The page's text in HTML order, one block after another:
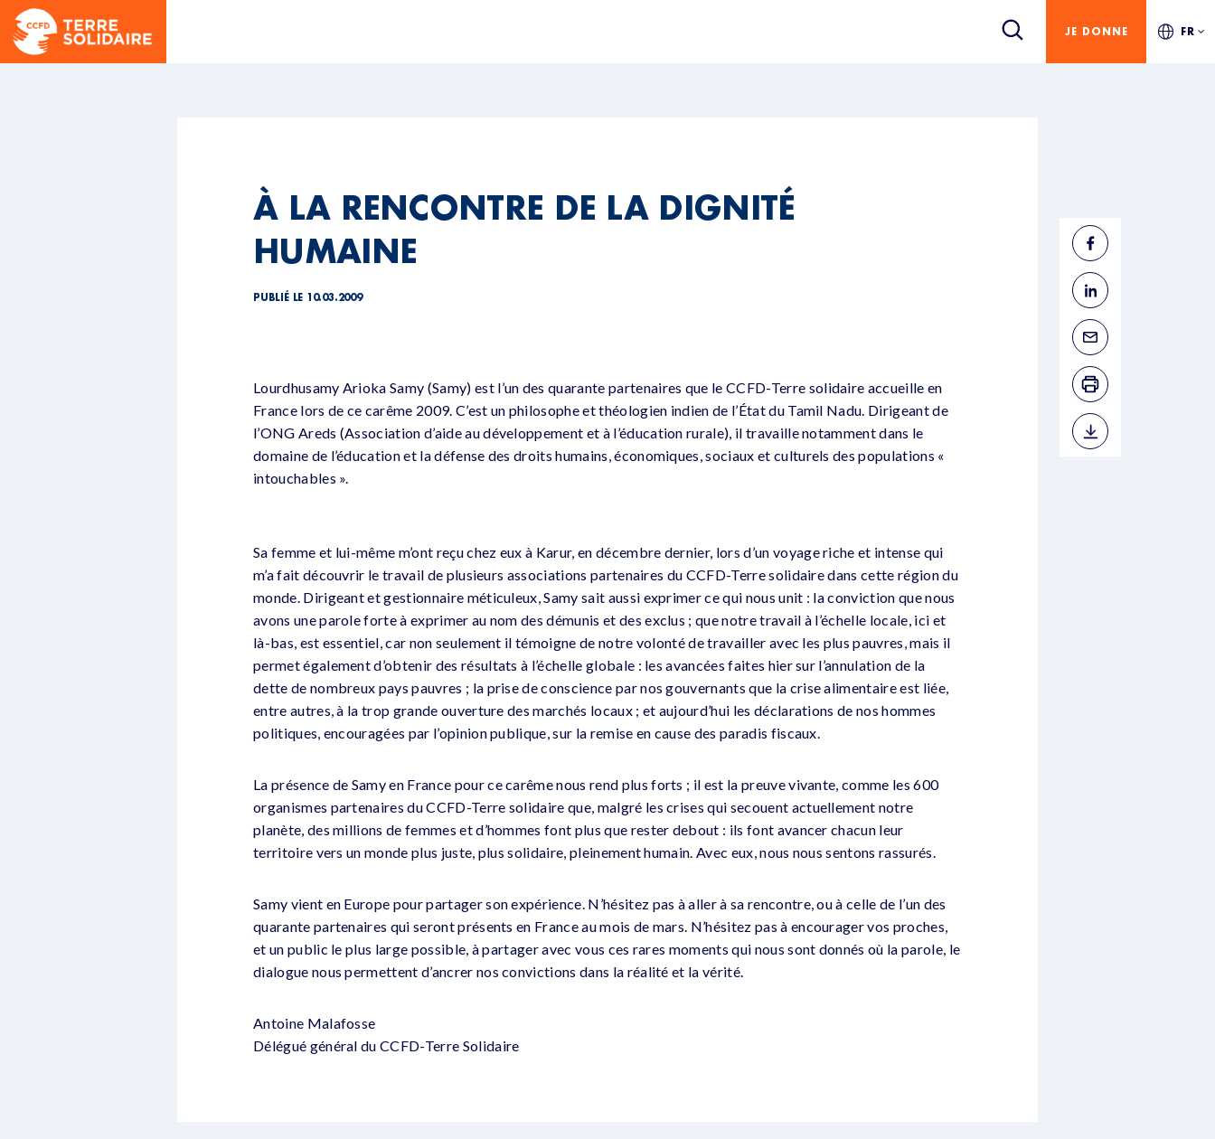
JE DONNE FR
À LA RENCONTRE DE LA DIGNITÉ
HUMAINE
PUBLIÉ LE 10.03.2009
Lourdhusamy Arioka Samy (Samy) est l’un des quarante partenaires que le CCFD-Terre solidaire accueille en
France lors de ce carême 2009. C’est un philosophe et théologien indien de l’État du Tamil Nadu. Dirigeant de
l’ONG Areds (Association d’aide au développement et à l’éducation rurale), il travaille notamment dans le
domaine de l’éducation et la défense des droits humains, économiques, sociaux et culturels des populations «
intouchables ».
Sa femme et lui-même m’ont reçu chez eux à Karur, en décembre dernier, lors d’un voyage riche et intense qui
m’a fait découvrir le travail de plusieurs associations partenaires du CCFD-Terre solidaire dans cette région du
monde. Dirigeant et gestionnaire méticuleux, Samy sait aussi exprimer ce qui nous unit : la conviction que nous
avons une parole forte à exprimer au nom des démunis et des exclus ; que notre travail à l’échelle locale, ici et
là-bas, est essentiel, car non seulement il témoigne de notre volonté de travailler avec les plus pauvres, mais il
permet également d’obtenir des résultats à l’échelle globale : les avancées faites hier sur l’annulation de la
dette de nombreux pays pauvres ; la prise de conscience par nos gouvernants que la crise alimentaire est liée,
entre autres, à la trop grande ouverture des marchés locaux ; et aujourd’hui les déclarations de nos hommes
politiques, encouragées par l’opinion publique, sur la remise en cause des paradis fiscaux.
La présence de Samy en France pour ce carême nous rend plus forts ; il est la preuve vivante, comme les 600
organismes partenaires du CCFD-Terre solidaire que, malgré les crises qui secouent actuellement notre
planète, des millions de femmes et d’hommes font plus que rester debout : ils font avancer chacun leur
territoire vers un monde plus juste, plus solidaire, pleinement humain. Avec eux, nous nous sentons rassurés.
Samy vient en Europe pour partager son expérience. N’hésitez pas à aller à sa rencontre, ou à celle de l’un des
quarante partenaires qui seront présents en France au mois de mars. N’hésitez pas à encourager vos proches,
et un public le plus large possible, à partager avec vous ces rares moments qui nous sont donnés où la parole, le
dialogue nous permettent d’ancrer nos convictions dans la réalité et la vérité.
Antoine Malafosse
Délégué général du CCFD-Terre Solidaire